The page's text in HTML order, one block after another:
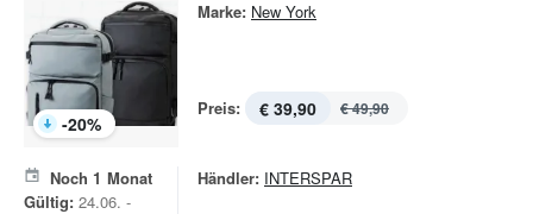
-20%
Marke: New York
Preis: € 39,90 € 49,90
Noch 1 Monat
Gültig: 24.06. -
Händler: INTERSPAR